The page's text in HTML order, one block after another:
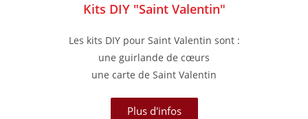
Kits DIY "Saint Valentin"
Les kits DIY pour Saint Valentin sont :
une guirlande de cœurs
une carte de Saint Valentin
Plus d'infos